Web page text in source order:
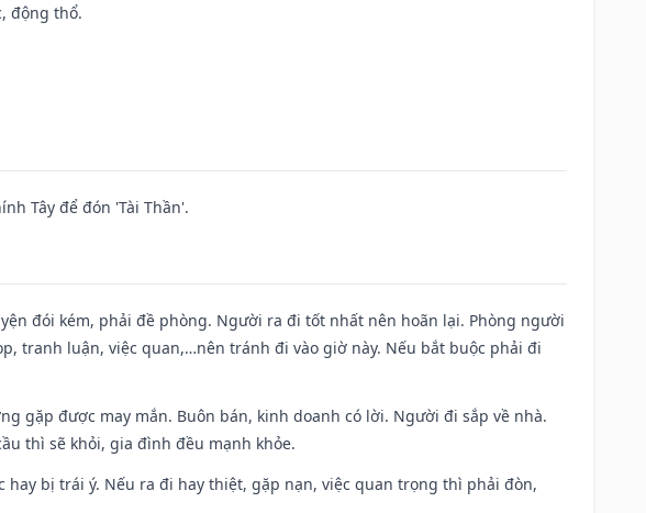
động thổ.
Tây để đón 'Tài Thần'.
đói kém, phải đề phòng. Người ra đi tốt nhất nên hoãn lại. Phòng người
tranh luận, việc quan,…nên tránh đi vào giờ này. Nếu bắt buộc phải đi
gặp được may mắn. Buôn bán, kinh doanh có lời. Người đi sắp về nhà.
thì sẽ khỏi, gia đình đều mạnh khỏe.
hay bị trái ý. Nếu ra đi hay thiệt, gặp nạn, việc quan trọng thì phải đòn,